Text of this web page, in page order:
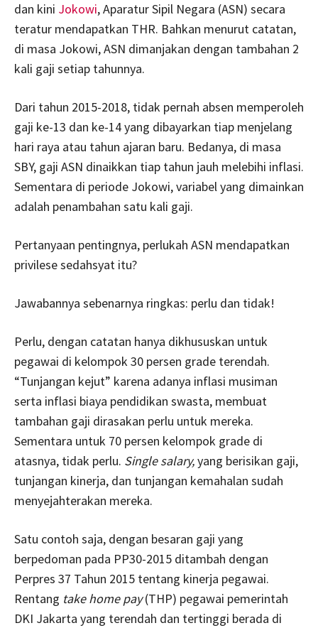
dan kini Jokowi, Aparatur Sipil Negara (ASN) secara
teratur mendapatkan THR. Bahkan menurut catatan,
di masa Jokowi, ASN dimanjakan dengan tambahan 2
kali gaji setiap tahunnya.
Dari tahun 2015-2018, tidak pernah absen memperoleh
gaji ke-13 dan ke-14 yang dibayarkan tiap menjelang
hari raya atau tahun ajaran baru. Bedanya, di masa
SBY, gaji ASN dinaikkan tiap tahun jauh melebihi inflasi.
Sementara di periode Jokowi, variabel yang dimainkan
adalah penambahan satu kali gaji.
Pertanyaan pentingnya, perlukah ASN mendapatkan
privilese sedahsyat itu?
Jawabannya sebenarnya ringkas: perlu dan tidak!
Perlu, dengan catatan hanya dikhususkan untuk
pegawai di kelompok 30 persen grade terendah.
“Tunjangan kejut” karena adanya inflasi musiman
serta inflasi biaya pendidikan swasta, membuat
tambahan gaji dirasakan perlu untuk mereka.
Sementara untuk 70 persen kelompok grade di
atasnya, tidak perlu. Single salary,yang berisikan gaji,
tunjangan kinerja, dan tunjangan kemahalan sudah
menyejahterakan mereka.
Satu contoh saja, dengan besaran gaji yang
berpedoman pada PP30-2015 ditambah dengan
Perpres 37 Tahun 2015 tentang kinerja pegawai.
Rentang take home pay(THP) pegawai pemerintah
DKI Jakarta yang terendah dan tertinggi berada di